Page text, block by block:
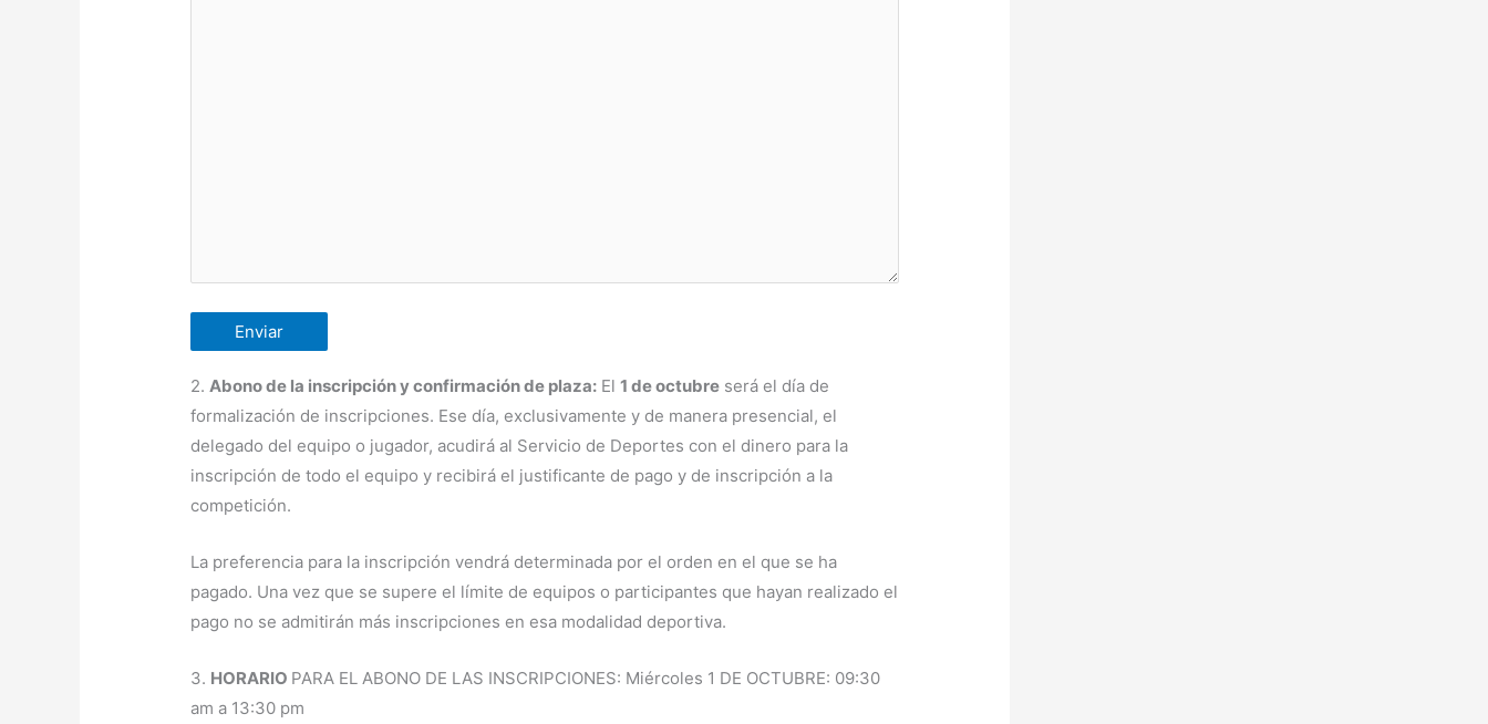
2.Abono de la inscripción y confirmación de plaza: El1 de octubre será el día de
formalización de inscripciones. Ese día, exclusivamente y de manera presencial, el
delegado del equipo o jugador, acudirá al Servicio de Deportes con el dinero para la
inscripción de todo el equipo y recibirá el justificante de pago y de inscripción a la
competición.
La preferencia para la inscripción vendrá determinada por el orden en el que se ha
pagado. Una vez que se supere el límite de equipos o participantes que hayan realizado el
pago no se admitirán más inscripciones en esa modalidad deportiva.
3. HORARIO PARA EL ABONO DE LAS INSCRIPCIONES: Miércoles 1 DE OCTUBRE: 09:30
am a 13:30 pm